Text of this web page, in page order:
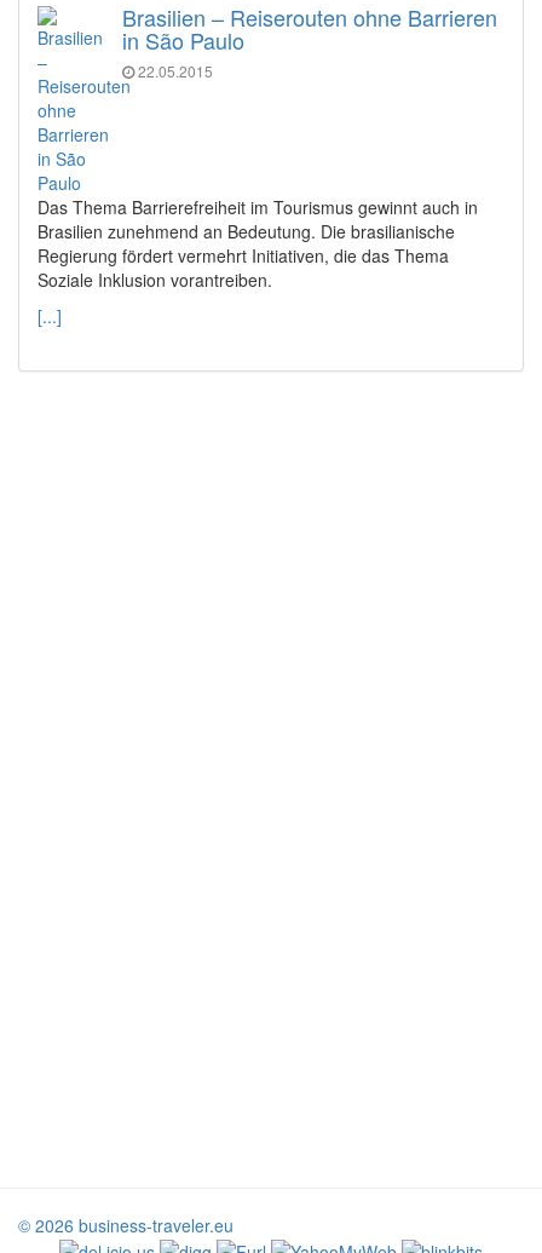
Brasilien – Reiserouten ohne Barrieren
in São Paulo
22.05.2015
Das Thema Barrierefreiheit im Tourismus gewinnt auch in
Brasilien zunehmend an Bedeutung. Die brasilianische
Regierung fördert vermehrt Initiativen, die das Thema
Soziale Inklusion vorantreiben.
[...]
© 2026 business-traveler.eu